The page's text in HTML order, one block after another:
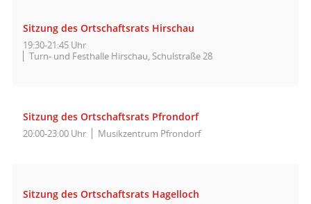
Sitzung des Ortschaftsrats Hirschau
19:30-21:45 Uhr
Turn- und Festhalle Hirschau, Schulstraße 28
Sitzung des Ortschaftsrats Pfrondorf
20:00-23:00 Uhr Musikzentrum Pfrondorf
Sitzung des Ortschaftsrats Hagelloch